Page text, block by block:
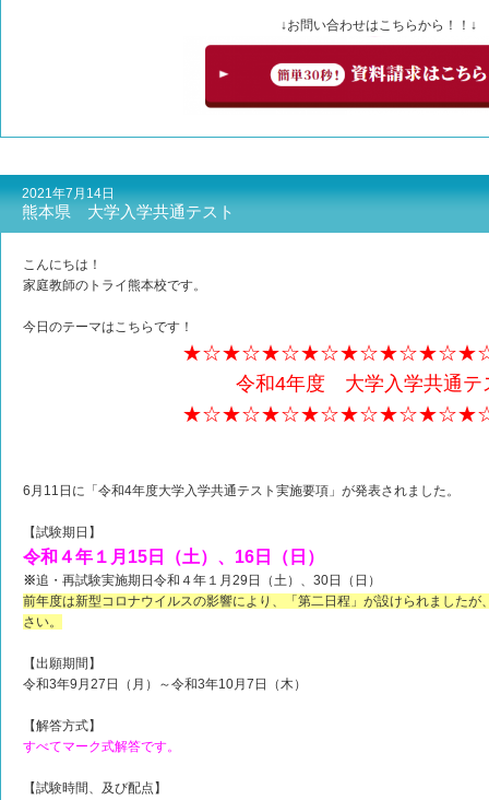
↓お問い合わせはこちらから！！↓
2021年7月14日
熊本県 大学入学共通テスト
こんにちは！
家庭教師のトライ熊本校です。
今日のテーマはこちらです！
令和4年度 大学入学共通テ
6月11日に「令和4年度大学入学共通テスト実施要項」が発表されました。
【試験期日】
令和４年１月15日（土）、16日（日）
※追・再試験実施期日令和４年１月29日（土）、30日（日）
前年度は新型コロナウイルスの影響により、「第二日程」が設けられました
さい。
【出願期間】
令和3年9月27日（月）～令和3年10月7日（木）
【解答方式】
すべてマーク式解答です。
【試験時間、及び配点】